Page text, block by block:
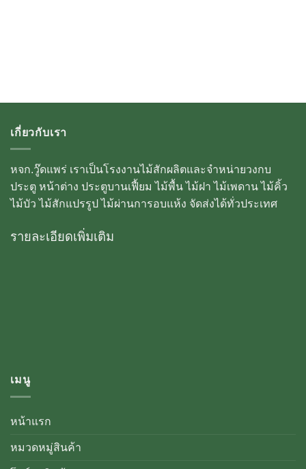
เกี่ยวกับเรา
หจก.วู๊ดแพร่ เราเป็นโรงงานไม้สักผลิตและจำหน่ายวงกบ
ประตู หน้าต่าง ประตูบานเฟื้ยม ไม้พื้น ไม้ฝา ไม้เพดาน ไม้คิ้ว
ไม้บัว ไม้สักแปรรูป ไม้ผ่านการอบแห้ง จัดส่งได้ทั่วประเทศ
รายละเอียดเพิ่มเติม
เมนู
หน้าแรก
หมวดหมู่สินค้า